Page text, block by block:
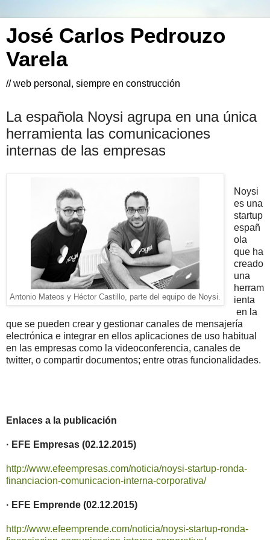
José Carlos Pedrouzo
Varela
// web personal, siempre en construcción
La española Noysi agrupa en una única
herramienta las comunicaciones
internas de las empresas
Antonio Mateos y Héctor Castillo, parte del equipo de Noysi.
Noysi
es una
startup
españ
ola
que ha
creado
una
herram
ienta
en la
que se pueden crear y gestionar canales de mensajería
electrónica e integrar en ellos aplicaciones de uso habitual
en las empresas como la videoconferencia, canales de
twitter, o compartir documentos; entre otras funcionalidades.
Enlaces a la publicación
· EFE Empresas (02.12.2015)
http://www.efeempresas.com/noticia/noysi-startup-ronda-
financiacion-comunicacion-interna-corporativa/
· EFE Emprende (02.12.2015)
http://www.efeemprende.com/noticia/noysi-startup-ronda-